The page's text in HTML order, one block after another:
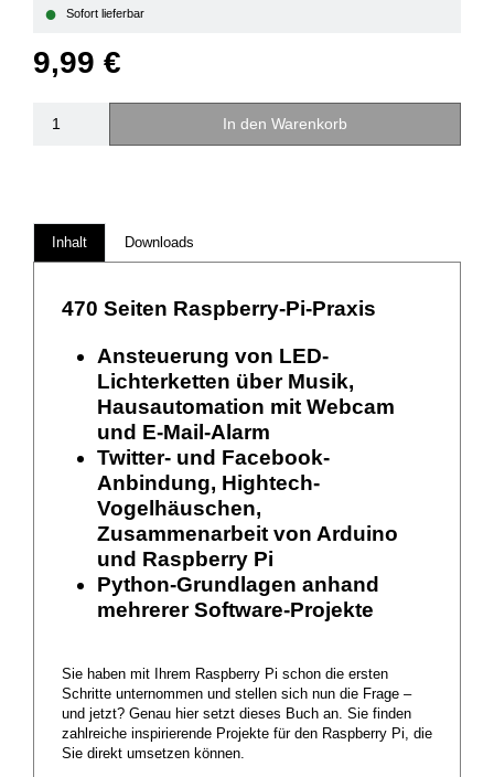
● Sofort lieferbar
9,99 €
In den Warenkorb
Inhalt Downloads
470 Seiten Raspberry-Pi-Praxis
Ansteuerung von LED-
Lichterketten über Musik,
Hausautomation mit Webcam
und E-Mail-Alarm
Twitter- und Facebook-
Anbindung, Hightech-
Vogelhäuschen,
Zusammenarbeit von Arduino
und Raspberry Pi
Python-Grundlagen anhand
mehrerer Software-Projekte
Sie haben mit Ihrem Raspberry Pi schon die ersten
Schritte unternommen und stellen sich nun die Frage –
und jetzt? Genau hier setzt dieses Buch an. Sie finden
zahlreiche inspirierende Projekte für den Raspberry Pi, die
Sie direkt umsetzen können.